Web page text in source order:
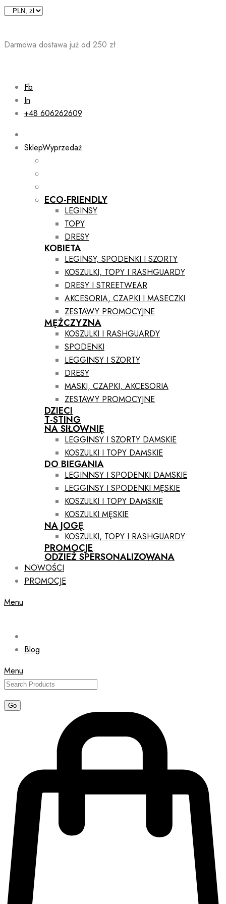
Skip
Darmowa dostawa już od 250 zł
Fb
In
+48 606262609
SklepWyprzedaż
ECO-FRIENDLY
LEGINSY
TOPY
DRESY
KOBIETA
LEGINSY, SPODENKI I SZORTY
KOSZULKI, TOPY I RASHGUARDY
DRESY I STREETWEAR
AKCESORIA, CZAPKI I MASECZKI
ZESTAWY PROMOCYJNE
MĘŻCZYZNA
KOSZULKI I RASHGUARDY
SPODENKI
LEGGINSY I SZORTY
DRESY
MASKI, CZAPKI, AKCESORIA
ZESTAWY PROMOCYJNE
DZIECI
T-STING
NA SIŁOWNIĘ
LEGGINSY I SZORTY DAMSKIE
KOSZULKI I TOPY DAMSKIE
DO BIEGANIA
LEGINNSY I SPODENKI DAMSKIE
LEGGINSY I SPODENKI MĘSKIE
KOSZULKI I TOPY DAMSKIE
KOSZULKI MĘSKIE
NA JOGĘ
KOSZULKI, TOPY I RASHGUARDY
PROMOCJE
ODZIEŻ SPERSONALIZOWANA
NOWOŚCI
PROMOCJE
Menu
Blog
Menu